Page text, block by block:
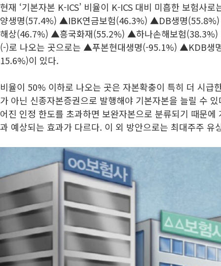
현재 ‘기본자본 K-ICS’ 비율이 K-ICS 대비 미흡한 보험
양생명(57.4%) ▲IBK연금보험(46.3%) ▲DB생명
해상(46.7%) ▲흥국화재(55.2%) ▲하나손해보험(38.3%)
(-)로 나오는 곳으로는 ▲푸본현대생명(-95.1%) ▲KDB생
15.6%)이 있다.
비율이 50% 이하로 나오는 곳은 자본확충이 특히 더 시급
가 아닌 신종자본증권으로 발행해야 기본자본을 늘릴 수
어진 인정 한도를 초과하면 보완자본으로 분류되기 때문에
과 예상되는 효과가 다르다. 이 외 방안으로는 최대주주 유